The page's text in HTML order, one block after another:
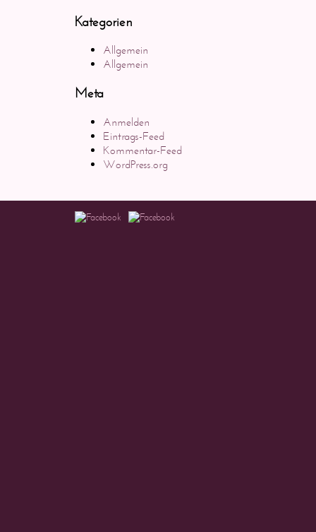
Kategorien
Allgemein
Allgemein
Meta
Anmelden
Eintrags-Feed
Kommentar-Feed
WordPress.org